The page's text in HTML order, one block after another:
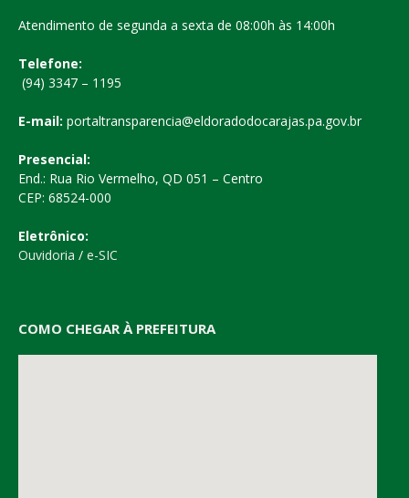
Atendimento de segunda a sexta de 08:00h às 14:00h
Telefone:
(94) 3347 – 1195
E-mail: portaltransparencia@eldoradodocarajas.pa.gov.br
Presencial:
End.: Rua Rio Vermelho, QD 051 – Centro
CEP: 68524-000
Eletrônico:
Ouvidoria / e-SIC
COMO CHEGAR À PREFEITURA